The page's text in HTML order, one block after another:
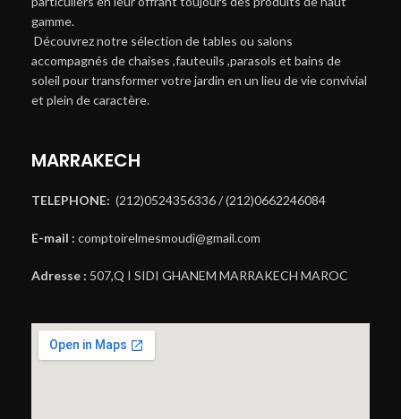
gamme.
Découvrez notre sélection de tables ou salons
accompagnés de chaises ,fauteuils ,parasols et bains de
soleil pour transformer votre jardin en un lieu de vie convivial
et plein de caractère.
MARRAKECH
TELEPHONE: (212)0524356336 / (212)0662246084
E-mail : comptoirelmesmoudi@gmail.com
Adresse : 507,Q I SIDI GHANEM MARRAKECH MAROC